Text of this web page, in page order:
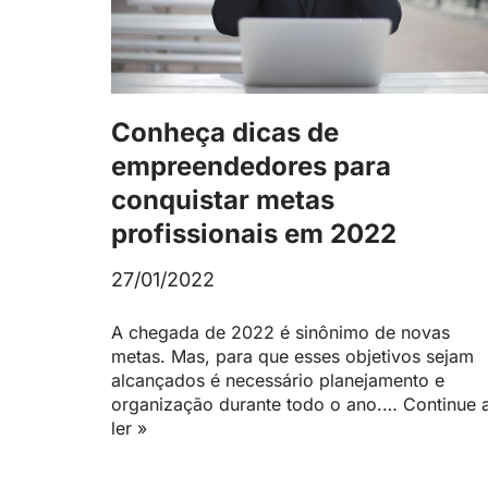
Conheça dicas de
empreendedores para
conquistar metas
profissionais em 2022
27/01/2022
A chegada de 2022 é sinônimo de novas
metas. Mas, para que esses objetivos sejam
alcançados é necessário planejamento e
organização durante todo o ano.… Continue
ler »